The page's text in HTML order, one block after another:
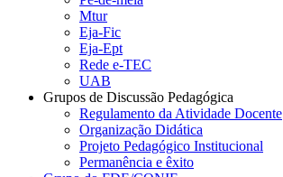
Mtur
Eja-Fic
Eja-Ept
Rede e-TEC
UAB
Grupos de Discussão Pedagógica
Regulamento da Atividade Docente
Organização Didática
Projeto Pedagógico Institucional
Permanência e êxito